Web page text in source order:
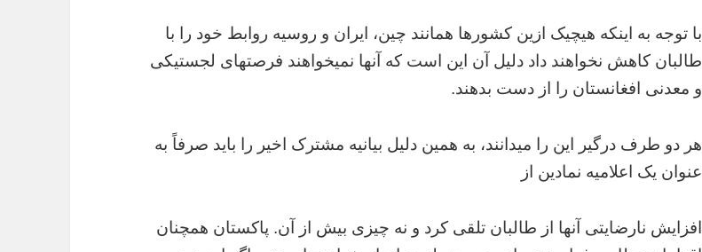
با توجه به اینکه هیچیک ازین کشورها همانند چین، ایران و روسیه روابط خود را با
طالبان کاهش نخواهند داد دلیل آن این است که آنها نمیخواهند فرصتهای لجستیکی
و معدنی افغانستان را از دست بدهند.
هر دو طرف درگیر این را میدانند، به همین دلیل بیانیه مشترک اخیر را باید صرفاً به
عنوان یک اعلامیه نمادین از
افزایش نارضایتی آنها از طالبان تلقی کرد و نه چیزی بیش از آن. پاکستان همچنان